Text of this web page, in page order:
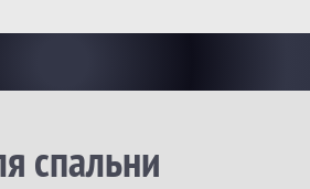
спальни